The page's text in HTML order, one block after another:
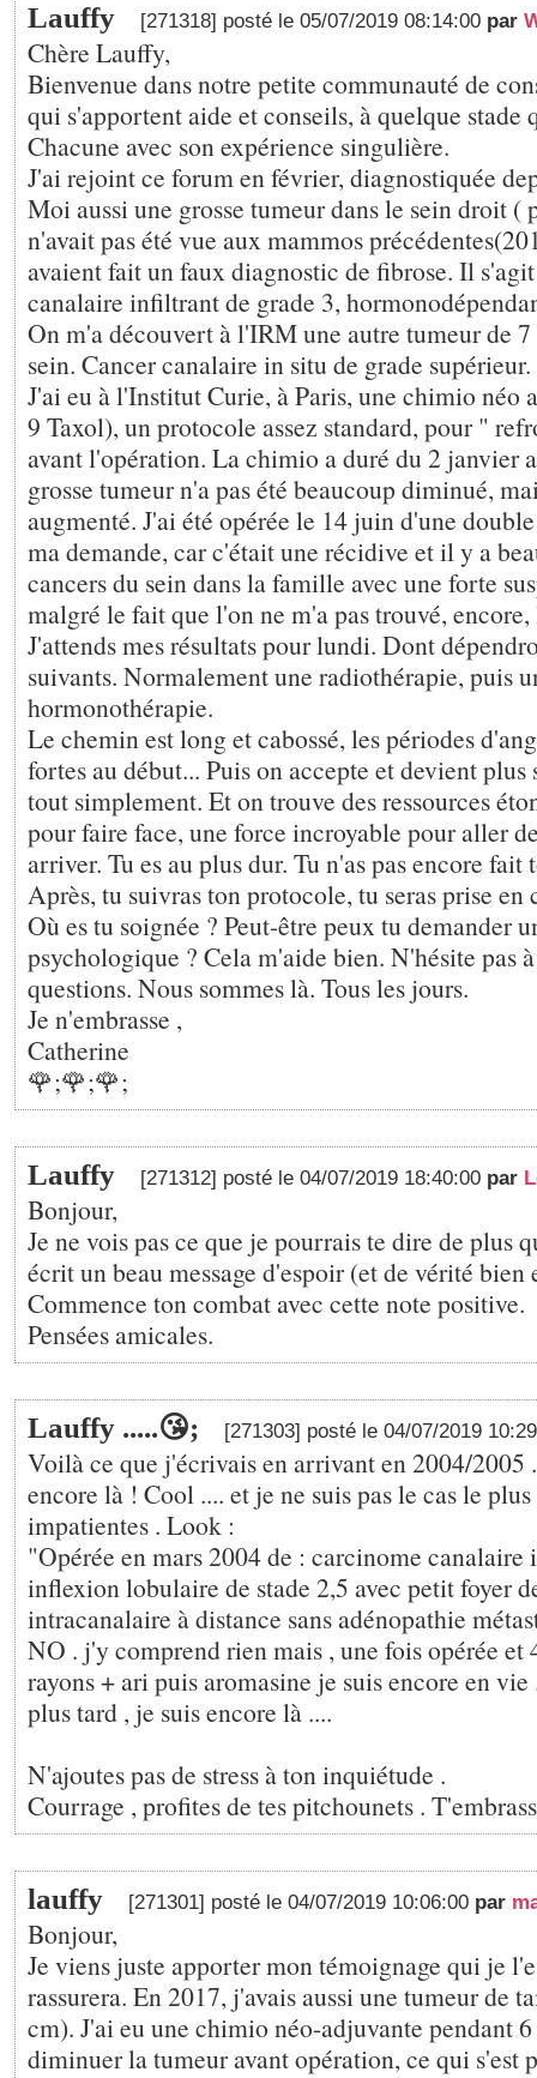
Lauffy [271318] posté le 05/07/2019 08:14:00 par
Chère Lauffy,
Bienvenue dans notre petite communauté de
qui s'apportent aide et conseils, à quelque stade
Chacune avec son expérience singulière.
J'ai rejoint ce forum en février, diagnostiquée
Moi aussi une grosse tumeur dans le sein droit (
n'avait pas été vue aux mammos
avaient fait un faux diagnostic de fibrose. Il
canalaire infiltrant de grade 3,
On m'a découvert à l'IRM une autre tumeur de
sein. Cancer canalaire in situ de grade supérieur.
J'ai eu à l'Institut Curie, à Paris, une chimio néo
9 Taxol), un protocole assez standard, pour "
avant l'opération. La chimio a duré du 2 janvier
grosse tumeur n'a pas été beaucoup diminué,
augmenté. J'ai été opérée le 14 juin d'une
ma demande, car c'était une récidive et il y a
cancers du sein dans la famille avec une forte
malgré le fait que l'on ne m'a pas trouvé, encore,
J'attends mes résultats pour lundi. Dont
suivants. Normalement une radiothérapie, puis
hormonothérapie.
Le chemin est long et cabossé, les périodes
fortes au début... Puis on accepte et devient plus
tout simplement. Et on trouve des ressources
pour faire face, une force incroyable pour aller
arriver. Tu es au plus dur. Tu n'as pas encore
Après, tu suivras ton protocole, tu seras prise en
Où es tu soignée ? Peut-être peux tu demander
psychologique ? Cela m'aide bien. N'hésite pas
questions. Nous sommes là. Tous les jours.
Je n'embrasse ,
Catherine
🌹;🌹;🌹;
Lauffy [271312] posté le 04/07/2019 18:40:00 par
Bonjour,
Je ne vois pas ce que je pourrais te dire de plus
écrit un beau message d'espoir (et de vérité bien
Commence ton combat avec cette note positive.
Pensées amicales.
Lauffy .....😘; [271303] posté le 04/07/2019
Voilà ce que j'écrivais en arrivant en 2004/2005
encore là ! Cool .... et je ne suis pas le cas le
impatientes . Look :
"Opérée en mars 2004 de : carcinome
inflexion lobulaire de stade 2,5 avec petit foyer
intracanalaire à distance sans adénopathie
NO . j'y comprend rien mais , une fois opérée et
rayons + ari puis aromasine je suis encore en vie
plus tard , je suis encore là ....
N'ajoutes pas de stress à ton inquiétude .
Courrage , profites de tes pitchounets .
lauffy [271301] posté le 04/07/2019 10:06:00 par
Bonjour,
Je viens juste apporter mon témoignage qui je
rassurera. En 2017, j'avais aussi une tumeur de
cm). J'ai eu une chimio néo-adjuvante pendant
diminuer la tumeur avant opération, ce qui s'est